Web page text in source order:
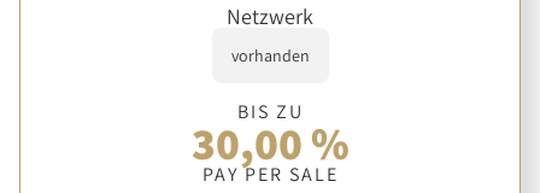
Netzwerk
vorhanden
BIS ZU
30,00 %
PAY PER SALE